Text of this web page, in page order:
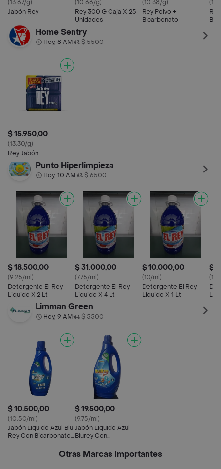
(13.67/g)
Jabón Rey
(10.66/g)
Rey 300 G Caja X 25
Unidades
(10.38/g)
Rey Polvo +
Bicarbonato
Home Sentry
Hoy, 8 AM• $ 5500
$ 15.950,00
(13.30/g)
Rey Jabón
Punto Hiperlimpieza
Hoy, 10 AM• $ 6500
$ 18.500,00
(9.25/ml)
Detergente El Rey
Liquido X 2 Lt
$ 31.000,00
(7.75/ml)
Detergente El Rey
Liquido X 4 Lt
$ 10.000,00
(10/ml)
Detergente El Rey
Liquido X 1 Lt
$
Limman Green
Hoy, 9 AM• $ 5500
$ 10.500,00
(10.50/ml)
Jabón Liquido Azul Blu
Rey Con Bicarbonato
$ 19.500,00
(9.75/ml)
Jabón Liquido Azul
Blurey Con
X2000ml
Otras Marcas Importantes